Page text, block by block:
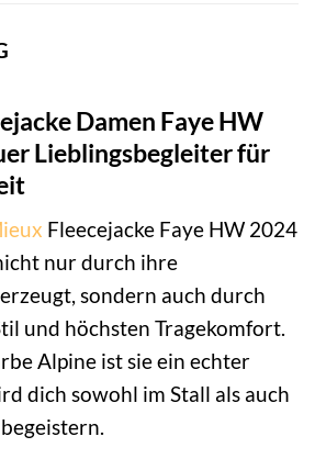
Damen Faye HW
Lieblingsbegleiter für
Fleecejacke Faye HW 2024
nur durch ihre
sondern auch durch
und höchsten Tragekomfort.
Alpine ist sie ein echter
dich sowohl im Stall als auch